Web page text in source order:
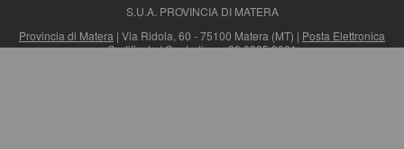
S.U.A. PROVINCIA DI MATERA
Provincia di Matera | Via Ridola, 60 - 75100 Matera (MT) | Posta Elettronica
Certificata| Centralino: +39 0835 3061